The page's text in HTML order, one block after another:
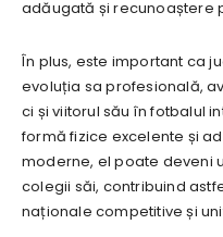
adăugată și recunoaștere
În plus, este important ca
evoluția sa profesională,
ci și viitorul său în fotbalul
formă fizice excelente și
moderne, el poate deveni
colegii săi, contribuind
naționale competitive și